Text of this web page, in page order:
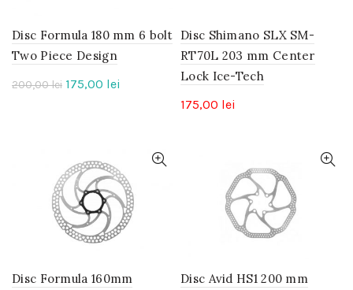
Disc Formula 180 mm 6 bolt
Two Piece Design
200,00lei Prețul
200,00 lei.
175,00 lei
Disc Shimano SLX SM-
RT70L 203 mm Center
Lock Ice-Tech
175,00 lei
Disc Formula 160mm
Disc Avid HS1 200 mm